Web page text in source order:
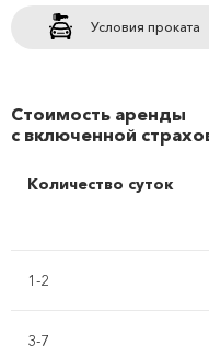
Условия проката
Стоимость аренды
с включенной
Количество суток
1-2
3-7